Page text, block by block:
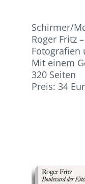
Schirmer/
Roger Fritz
Fotografien
Mit einem
320 Seiten
Preis: 34